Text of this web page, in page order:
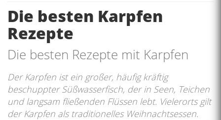
Die besten Karpfen
Rezepte
Die besten Rezepte mit Karpfen
Der Karpfen ist ein großer, häufig kräftig
beschuppter Süßwasserfisch, der in Seen, Teichen
und langsam fließenden Flüssen lebt. Vielerorts gilt
der Karpfen als traditionelles Weihnachtsessen.